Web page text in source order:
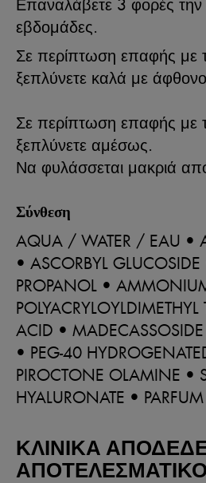
εβδομάδες.
Σε περίπτωση επαφής με
ξεπλύνετε καλά με
Σε περίπτωση επαφής με
ξεπλύνετε αμέσως.
Να φυλάσσεται μακριά
Σύνθεση
AQUA / WATER / EAU •
• ASCORBYL
PROPANOL •
POLYACRYLOYLDIMETHYL
ACID •
• PEG-40
PIROCTONE OLAMINE •
HYALURONATE •
ΚΛΙΝΙΚΑ